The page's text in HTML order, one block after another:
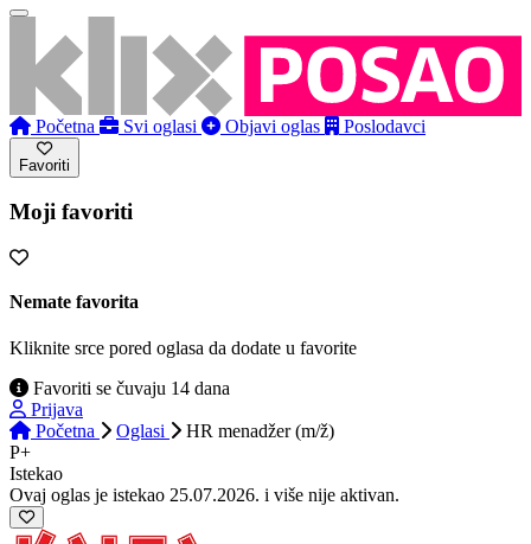
Početna Svi oglasi Objavi oglas Poslodavci
Favoriti
Moji favoriti
Nemate favorita
Kliknite srce pored oglasa da dodate u favorite
Favoriti se čuvaju 14 dana
Prijava
Početna
Oglasi
HR menadžer (m/ž)
P+
Istekao
Ovaj oglas je istekao 25.07.2026. i više nije aktivan.